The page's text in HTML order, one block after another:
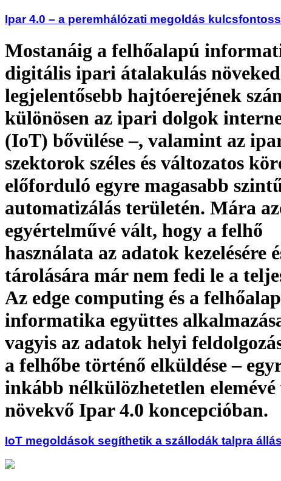
Ipar 4.0 – a peremhálózati megoldás
Mostanáig a felhőalapú
digitális ipari átalakulás
legjelentősebb hajtóerejének
különösen az ipari dolgok
(IoT) bővülése –, valamint az
szektorok széles és változatos
előforduló egyre magasabb
automatizálás területén. Mára
egyértelművé vált, hogy a felhő
használata az adatok kezelésére
tárolására már nem fedi le a
Az edge computing és a
informatika együttes
vagyis az adatok helyi
a felhőbe történő elküldése –
inkább nélkülözhetetlen
növekvő Ipar 4.0 koncepcióban.
IoT megoldások segíthetik a szállodák talpra